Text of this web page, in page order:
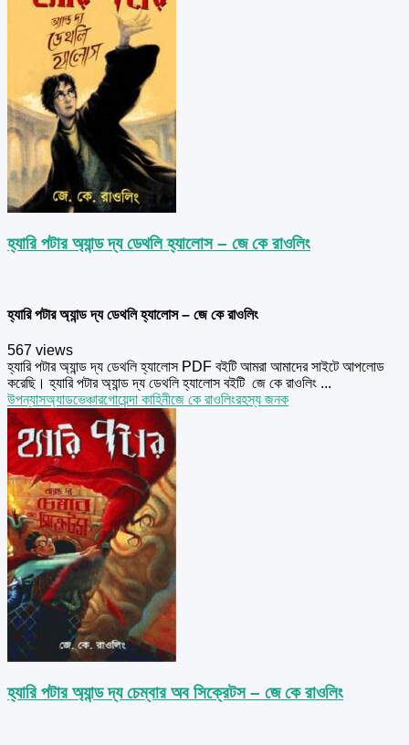
হ্যারি পটার অ্যান্ড দ্য ডেথলি হ্যালোস – জে কে রাওলিং
হ্যারি পটার অ্যান্ড দ্য ডেথলি হ্যালোস – জে কে রাওলিং
567 views
হ্যারি পটার অ্যান্ড দ্য ডেথলি হ্যালোস PDF বইটি আমরা আমাদের সাইটে আপলোড
করেছি। হ্যারি পটার অ্যান্ড দ্য ডেথলি হ্যালোস বইটি জে কে রাওলিং ...
উপন্যাসঅ্যাডভেঞ্চারগোয়েন্দা কাহিনীজে কে রাওলিংরহস্য জনক
হ্যারি পটার অ্যান্ড দ্য চেম্বার অব সিক্রেটস – জে কে রাওলিং